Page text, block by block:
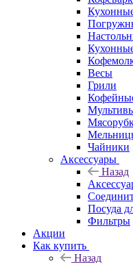
Весы
Грили
Чайники
Аксессуары
Назад
Посуда
Фильтры
Акции
Как купить
Назад